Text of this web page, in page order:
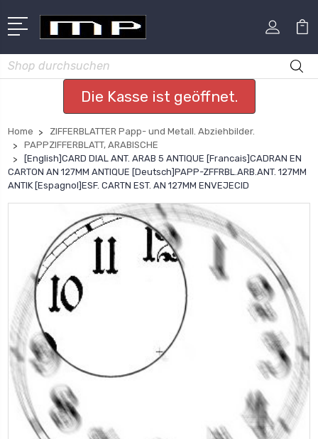
Suchen
Die Kasse ist geöffnet.
Home
ZIFFERBLATTER Papp- und Metall. Abziehbilder.
PAPPZIFFERBLATT, ARABISCHE
[English]CARD DIAL ANT. ARAB 5 ANTIQUE [Francais]CADRAN EN
CARTON AN 127MM ANTIQUE [Deutsch]PAPP-ZFFRBL.ARB.ANT. 127MM
ANTIK [Espagnol]ESF. CARTN EST. AN 127MM ENVEJECID